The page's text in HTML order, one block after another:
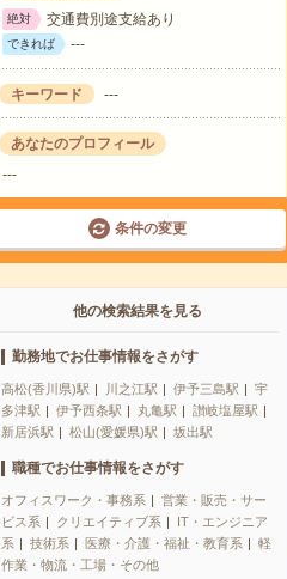
絶対 交通費別途支給あり
できれば ---
キーワード ---
あなたのプロフィール
---
条件の変更
他の検索結果を見る
勤務地でお仕事情報をさがす
高松(香川県)駅 川之江駅 伊予三島駅
宇
多津駅
伊予西条駅 丸亀駅
讃岐塩屋駅
新居浜駅
松山(愛媛県)駅 坂出駅
職種でお仕事情報をさがす
オフィスワーク・事務系
営業・販売・サー
ビス系
クリエイティブ系
IT・エンジニア
系
技術系 医療・介護・福祉・教育系
軽
作業・物流・工場・その他